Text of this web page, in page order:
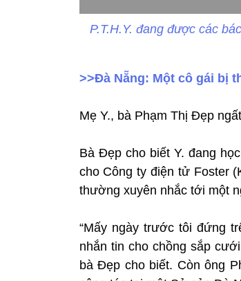
P.T.H.Y. đang được các
>>Đà Nẵng: Một cô gái bị
Mẹ Y., bà Phạm Thị Đẹp
Bà Đẹp cho biết Y. đang
cho Công ty điện tử Foster
thường xuyên nhắc tới một
“Mấy ngày trước tôi đứng
nhắn tin cho chồng sắp
bà Đẹp cho biết. Còn ông